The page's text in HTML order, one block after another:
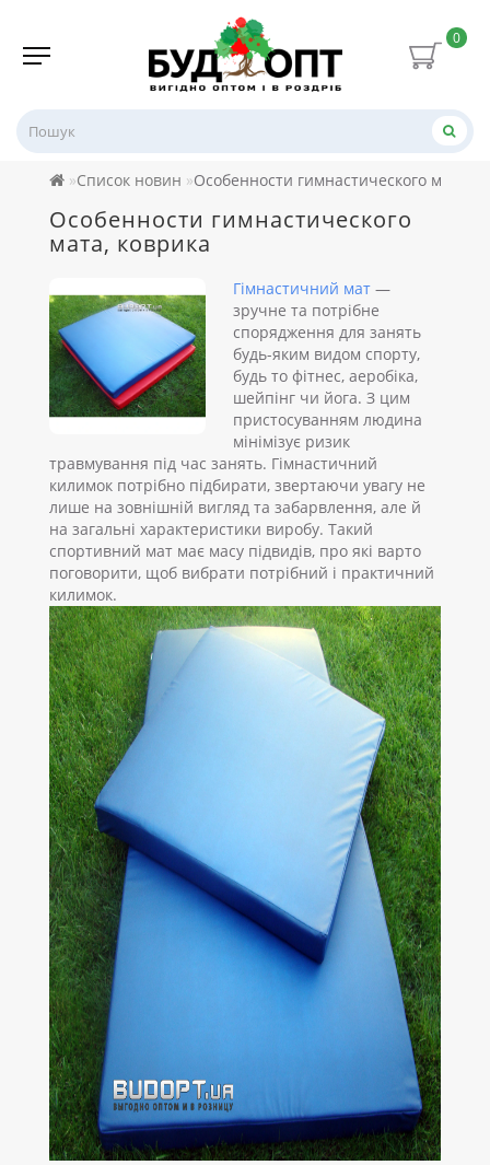
0
Список новин Особенности гимнастического мата,
Особенности гимнастического
мата, коврика
Гімнастичний мат —
зручне та потрібне
спорядження для занять
будь-яким видом спорту,
будь то фітнес, аеробіка,
шейпінг чи йога. З цим
пристосуванням людина
мінімізує ризик
травмування під час занять. Гімнастичний
килимок потрібно підбирати, звертаючи увагу не
лише на зовнішній вигляд та забарвлення, але й
на загальні характеристики виробу. Такий
спортивний мат має масу підвидів, про які варто
поговорити, щоб вибрати потрібний і практичний
килимок.